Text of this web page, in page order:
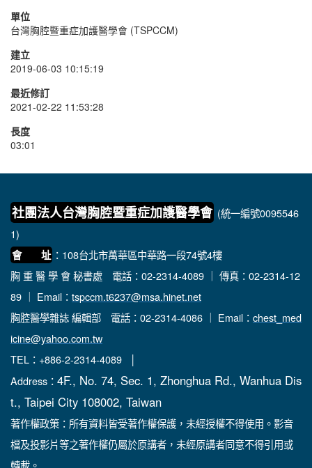
單位
台灣胸腔暨重症加護醫學會 (TSPCCM)
建立
2019-06-03 10:15:19
最近修訂
2021-02-22 11:53:28
長度
03:01
社團法人台灣胸腔暨重症加護醫學會 (統一編號0095546
1)
會 址 ：108台北市萬華區中華路一段74號4樓
胸 重 醫 學 會 秘書處 電話：02-2314-4089 ｜ 傳真：02-2314-12
89 ｜ Email： tspccm.t6237@msa.hinet.net
胸腔醫學雜誌 編輯部 電話：02-2314-4086 ｜ Email： chest_med
icine@yahoo.com.tw
TEL：+886-2-2314-4089 │
Address： 4F., No. 74, Sec. 1, Zhonghua Rd., Wanhua Dis
t., Taipei City 108002, Taiwan
著作權政策：所有資料皆受著作權保護，未經授權不得使用。影音
檔及投影片等之著作權仍屬於原講者，未經原講者同意不得引用或